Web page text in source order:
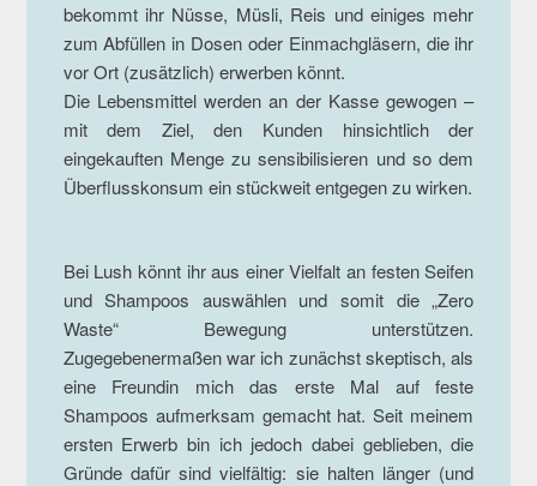
bekommt ihr Nüsse, Müsli, Reis und einiges mehr
zum Abfüllen in Dosen oder Einmachgläsern, die ihr
vor Ort (zusätzlich) erwerben könnt.
Die Lebensmittel werden an der Kasse gewogen –
mit dem Ziel, den Kunden hinsichtlich der
eingekauften Menge zu sensibilisieren und so dem
Überflusskonsum ein stückweit entgegen zu wirken.
Bei Lush könnt ihr aus einer Vielfalt an festen Seifen
und Shampoos auswählen und somit die „Zero
Waste“ Bewegung unterstützen.
Zugegebenermaßen war ich zunächst skeptisch, als
eine Freundin mich das erste Mal auf feste
Shampoos aufmerksam gemacht hat. Seit meinem
ersten Erwerb bin ich jedoch dabei geblieben, die
Gründe dafür sind vielfältig: sie halten länger (und